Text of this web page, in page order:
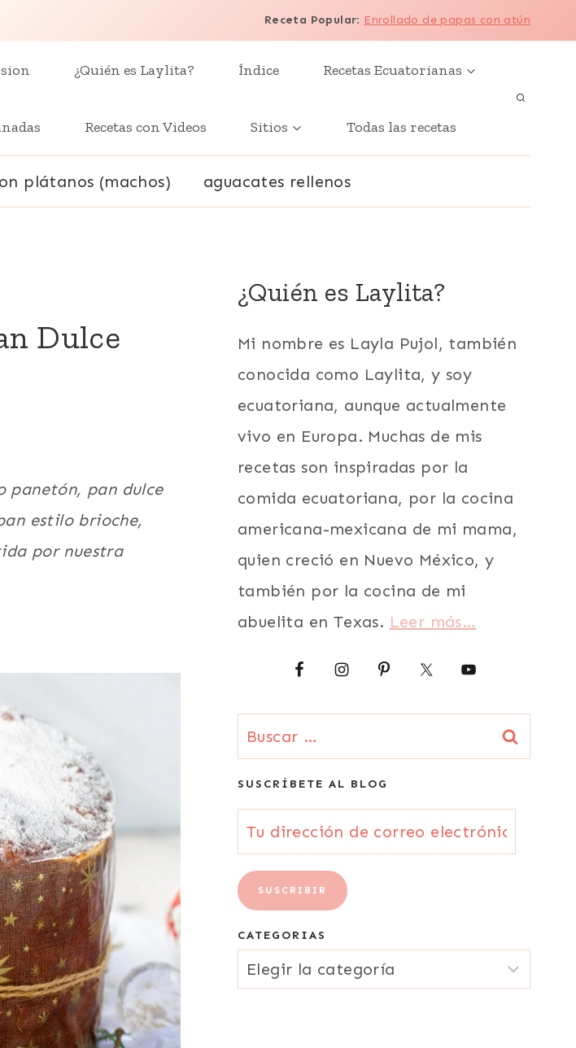
Receta Popular: Enrollado de papas con atún
¿Quién es Laylita? Índice Recetas Ecuatorianas
Recetas con Videos Sitios Todas las recetas
plátanos (machos) aguacates rellenos
Dulce
panetón, pan dulce
estilo brioche,
por nuestra
¿Quién es Laylita?
Mi nombre es Layla Pujol, también
conocida como Laylita, y soy
ecuatoriana, aunque actualmente
vivo en Europa. Muchas de mis
recetas son inspiradas por la
comida ecuatoriana, por la cocina
americana-mexicana de mi mama,
quien creció en Nuevo México, y
también por la cocina de mi
abuelita en Texas. Leer más…
Buscar:
SUSCRÍBETE AL BLOG
Tu
dirección
de
correo
electrónico
{Email}
SUSCRIBIR
CATEGORIAS
CATEGORIAS